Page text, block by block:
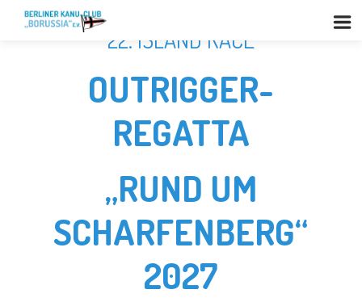
22. ISLAND RACE
OUTRIGGER-
REGATTA
„RUND UM
SCHARFENBERG“
2027